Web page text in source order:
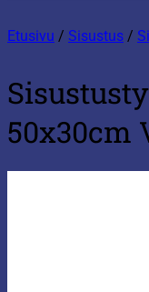
Etusivu / Sisustus /
50x30cm